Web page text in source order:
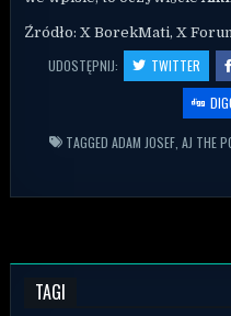
Źródło: X BorekMati, X
UDOSTĘPNIJ: TWITTER
TAGGED ADAM JOSEF, AJ THE
TAGI